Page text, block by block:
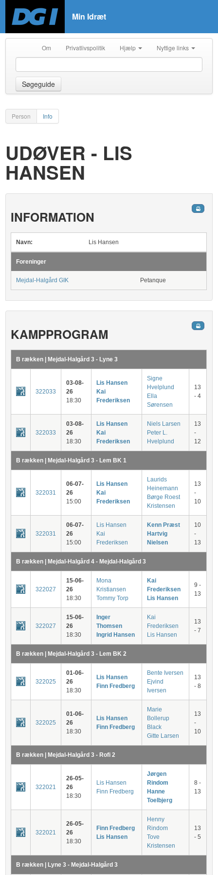
Min Idræt
Om Privatlivspolitik Hjælp Nyttige links
Søgeguide
Person Info
UDØVER - LIS
HANSEN
INFORMATION
Navn: Lis Hansen
Foreninger
Mejdal-Halgård GIK Petanque
KAMPPROGRAM
B rækken | Mejdal-Halgård 3 - Lyne 3
322033
03-08-
26
18:30
Lis Hansen
Kai
Frederiksen
Signe
Hvelplund
Ella
Sørensen
13
- 4
322033
03-08-
26
18:30
Lis Hansen
Kai
Frederiksen
Niels Larsen
Peter L.
Hvelplund
13
-
12
B rækken | Mejdal-Halgård 3 - Lem BK 1
322031
06-07-
26
15:00
Lis Hansen
Kai
Frederiksen
Laurids
Heinemann
Børge Roest
Kristensen
13
-
10
322031
06-07-
26
15:00
Lis Hansen
Kai
Frederiksen
Kenn Præst
Hartvig
Nielsen
10
-
13
B rækken | Mejdal-Halgård 4 - Mejdal-Halgård 3
322027
15-06-
26
18:30
Mona
Kristiansen
Tommy Torp
Kai
Frederiksen
Lis Hansen
9 -
13
322027
15-06-
26
18:30
Inger
Thomsen
Ingrid Hansen
Kai
Frederiksen
Lis Hansen
13
- 7
B rækken | Mejdal-Halgård 3 - Lem BK 2
322025
01-06-
26
18:30
Lis Hansen
Finn Fredberg
Bente Iversen
Ejvind
Iversen
13
- 8
322025
01-06-
26
18:30
Lis Hansen
Finn Fredberg
Marie
Bollerup
Black
Gitte Larsen
13
-
10
B rækken | Mejdal-Halgård 3 - Rofi 2
322021
26-05-
26
18:30
Lis Hansen
Finn Fredberg
Jørgen
Rindom
Hanne
Toelbjerg
8 -
13
322021
26-05-
26
18:30
Finn Fredberg
Lis Hansen
Henny
Rindom
Tove
Kristensen
13
- 5
B rækken | Lyne 3 - Mejdal-Halgård 3